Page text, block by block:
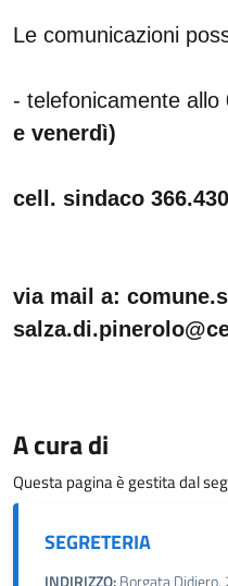
Le comunicazioni
- telefonicamente allo
e venerdì)
cell. sindaco
via mail a:
A cura di
Questa pagina è gestita dal
SEGRETERIA